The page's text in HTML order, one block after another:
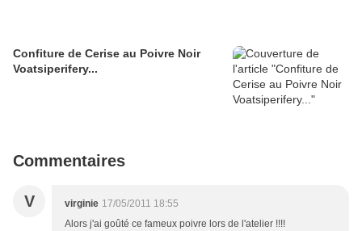
Confiture de Cerise au Poivre Noir
Voatsiperifery...
Commentaires
V virginie 17/05/2011 18:55
Alors j'ai goûté ce fameux poivre lors de l'atelier !!!!